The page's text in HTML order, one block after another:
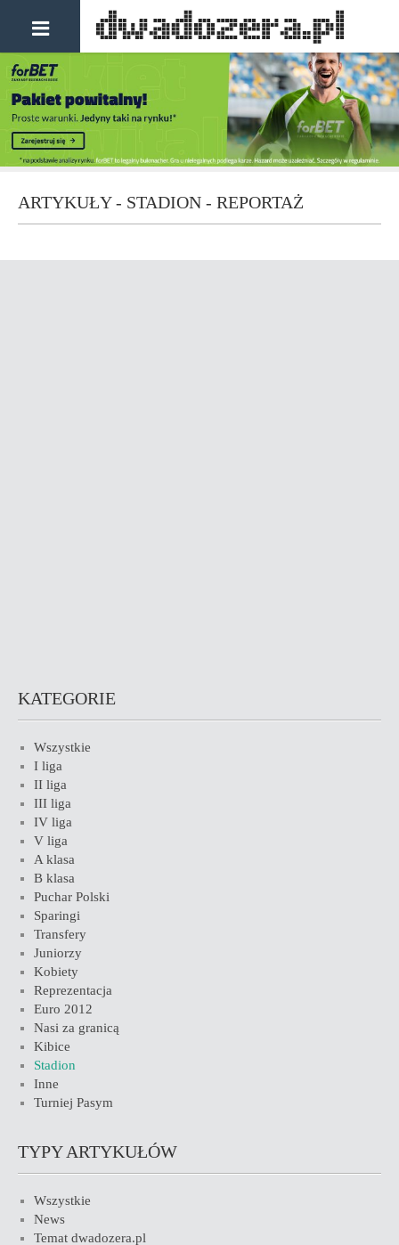
ARTYKUŁY - STADION - REPORTAŻ
KATEGORIE
Wszystkie
I liga
II liga
III liga
IV liga
V liga
A klasa
B klasa
Puchar Polski
Sparingi
Transfery
Juniorzy
Kobiety
Reprezentacja
Euro 2012
Nasi za granicą
Kibice
Stadion
Inne
Turniej Pasym
TYPY ARTYKUŁÓW
Wszystkie
News
Temat dwadozera.pl